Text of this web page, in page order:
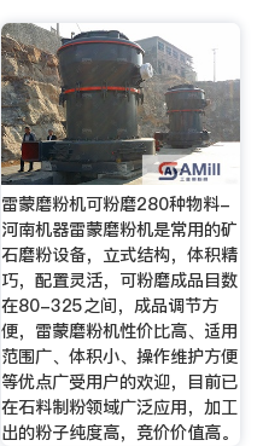
雷蒙磨粉机可粉磨280种物料-
河南机器雷蒙磨粉机是常用的矿
石磨粉设备，立式结构，体积精
巧，配置灵活，可粉磨成品目数
在80-325之间，成品调节方
便，雷蒙磨粉机性价比高、适用
范围广、体积小、操作维护方便
等优点广受用户的欢迎，目前已
在石料制粉领域广泛应用，加工
出的粉子纯度高，竞价价值高。